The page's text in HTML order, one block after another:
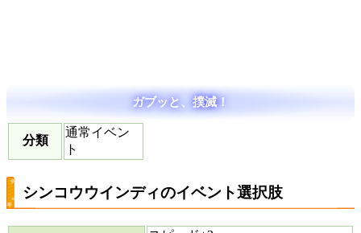
ガブッと、撲滅！
分類
通常イベン
ト
シンコウウインディのイベント選択肢